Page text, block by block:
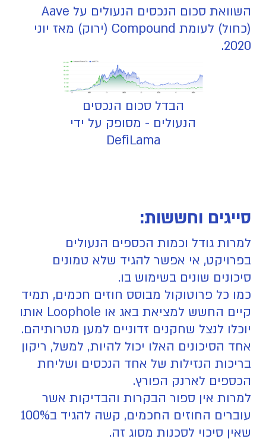
השוואת סכום הנכסים הנעולים על Aave
(כחול) לעומת Compound (ירוק) מאז יוני
2020.
הבדל סכום הנכסים
הנעולים - מסופק על ידי
DefiLama
סייגים וחששות:
למרות גודל וכמות הכספים הנעולים
בפרויקט, אי אפשר להגיד שלא טמונים
סיכונים שונים בשימוש בו.
כמו כל פרוטוקול מבוסס חוזים חכמים, תמיד
קיים החשש למציאת באג או Loophole אותו
יוכלו לנצל שחקנים זדוניים למען מטרותיהם.
אחד הסיכונים האלו יכול להיות, למשל, ריקון
בריכות הנזילות של אחד הנכסים ושליחת
הכספים לארנק הפורץ.
למרות אין ספור הבקרות והבדיקות אשר
עוברים החוזים החכמים, קשה להגיד ב100%
שאין סיכוי לסכנות מסוג זה.